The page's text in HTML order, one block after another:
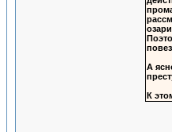
А
К